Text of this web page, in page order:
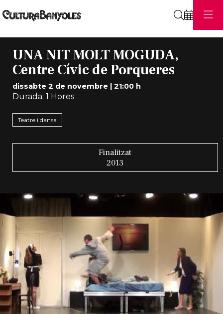
UNA NIT MOLT MOGUDA,
Centre Cívic de Porqueres
dissabte 2 de novembre| 21:00 h
Durada: 1 Hores
Teatre i dansa
Finalitzat
2013